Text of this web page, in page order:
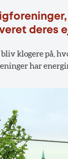
deres
klogere på,
har